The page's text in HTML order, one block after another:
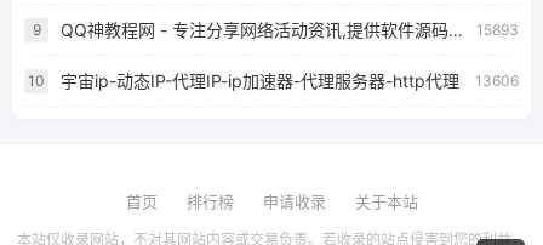
9 QQ神教程网 - 专注分享网络活动资讯,提供软件源码下载 - 一切只为你而存在 15893
10 宇宙ip-动态IP-代理IP-ip加速器-代理服务器-http代理 13606
首页 排行榜 申请收录 关于本站
本站仅收录网站，不对其网站内容或交易负责。若收录的站点侵害到您的利益，